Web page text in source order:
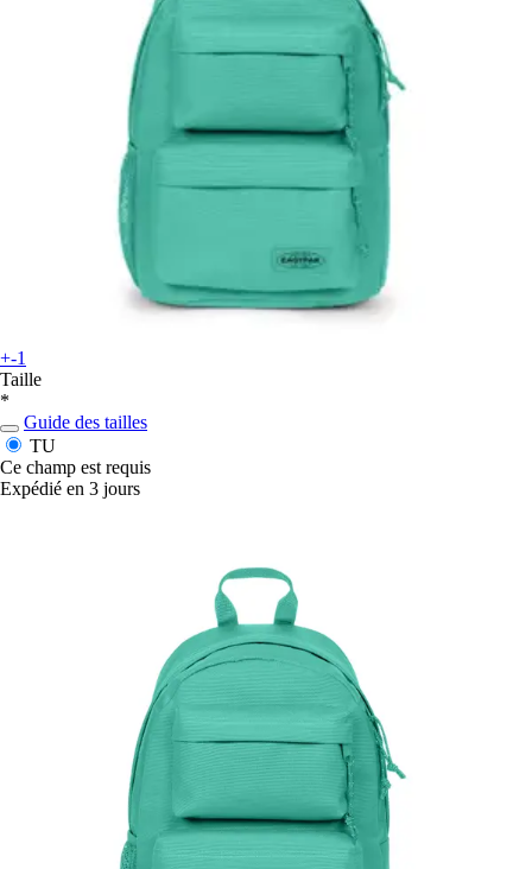
+-1
Taille
*
Guide des tailles
TU
Ce champ est requis
Expédié en 3 jours